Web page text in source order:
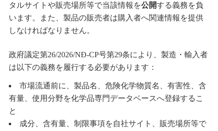
タルサイトや販売場所等で当該情報を公開する義務を負
います。また、製品の販売者は購入者へ関連情報を提供
しなければなりません。
政府議定第26/2026/NĐ-CP号第29条により、製造・輸入者
は以下の義務を履行する必要があります：
市場流通前に、製品名、危険化学物質名、有害性、含
有量、使用分野を化学品専門データベースへ登録するこ
と
成分、含有量、制限事項を自社サイト、販売場所等で